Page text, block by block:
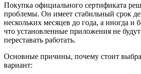
Покупка официального сертификата
проблемы. Он имеет стабильный срок
нескольких месяцев до года, а иногда и
что установленные приложения не
переставать работать.
Основные причины, почему стоит
вариант: